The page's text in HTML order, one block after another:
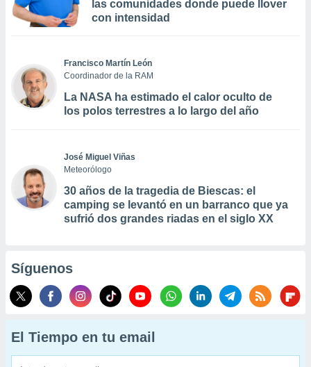
las comunidades donde puede llover
con intensidad
Francisco Martín León
Coordinador de la RAM
La NASA ha estimado el calor oculto de
los polos terrestres a lo largo del año
José Miguel Viñas
Meteorólogo
30 años de la tragedia de Biescas: el
camping se levantó en un barranco que ya
sufrió dos grandes riadas en el siglo XX
Síguenos
El Tiempo en tu email